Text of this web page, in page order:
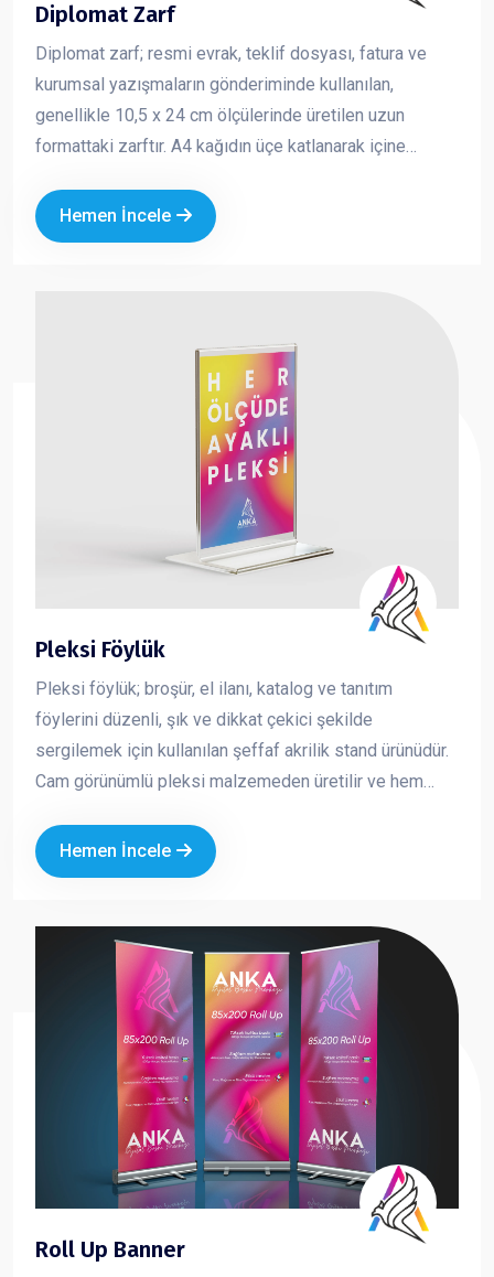
Diplomat Zarf
Diplomat zarf; resmi evrak, teklif dosyası, fatura ve
kurumsal yazışmaların gönderiminde kullanılan,
genellikle 10,5 x 24 cm ölçülerinde üretilen uzun
formattaki zarftır. A4 kağıdın üçe katlanarak içine
dünyasında en çok tercih edilen zarf türlerinden biridir.
Kurumsal logo ve iletişim bilgileriyle baskılı olarak
Hemen İncele
Pleksi Föylük
Pleksi föylük; broşür, el ilanı, katalog ve tanıtım
föylerini düzenli, şık ve dikkat çekici şekilde
sergilemek için kullanılan şeffaf akrilik stand ürünüdür.
Cam görünümlü pleksi malzemeden üretilir ve hem
bulunan baskının net şekilde görünmesini sağlayarak
tanıtım materyallerinizin daha profesyonel durmasını
müşteriye güven veren bir sunum yapmak için en çok
tercih edilen masaüstü tanıtım ürünlerinden biridir.
Hemen İncele
Roll Up Banner